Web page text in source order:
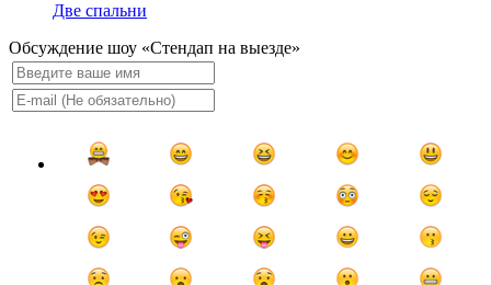
Две спальни
Обсуждение шоу «Стендап на выезде»